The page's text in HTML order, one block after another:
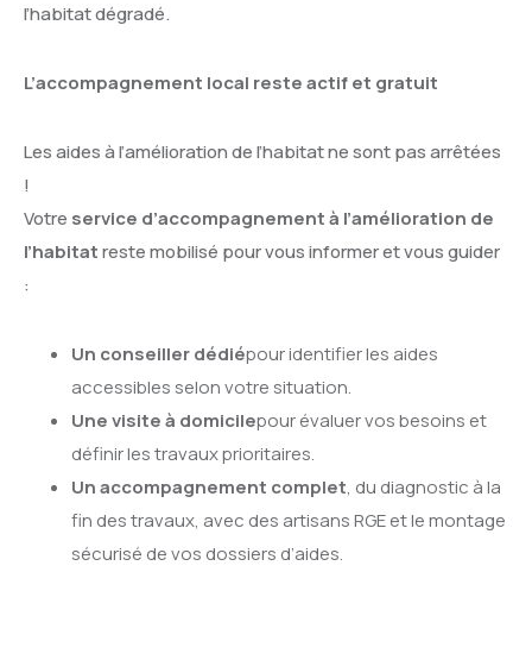
l’habitat dégradé.
L’accompagnement local reste actif et gratuit
Les aides à l’amélioration de l’habitat ne sont pas arrêtées
!
Votre service d’accompagnement à l’amélioration de
l’habitatreste mobilisé pour vous informer et vous guider
:
Un conseiller dédiépour identifier les aides
accessibles selon votre situation.
Une visite à domicilepour évaluer vos besoins et
définir les travaux prioritaires.
Un accompagnement complet, du diagnostic à la
fin des travaux, avec des artisans RGE et le montage
sécurisé de vos dossiers d’aides.